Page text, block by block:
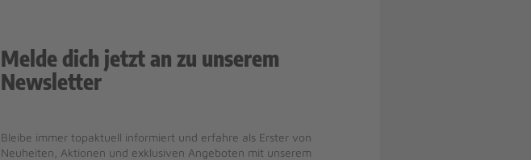
Melde dich jetzt an zu unserem
Newsletter
Bleibe immer topaktuell informiert und erfahre als Erster von
Neuheiten, Aktionen und exklusiven Angeboten mit unserem